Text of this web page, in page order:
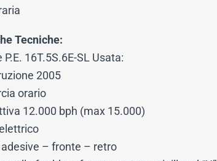
Tecniche:
16T.5S.6E-SL Usata:
2005
orario
12.000 bph (max 15.000)
adesive – fronte – retro